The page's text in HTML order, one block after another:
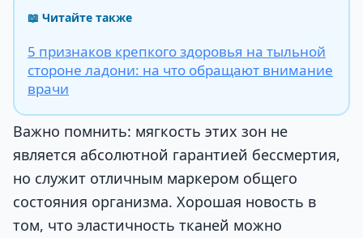
📖 Читайте также
5 признаков крепкого здоровья на тыльной
стороне ладони: на что обращают внимание
врачи
Важно помнить: мягкость этих зон не
является абсолютной гарантией бессмертия,
но служит отличным маркером общего
состояния организма. Хорошая новость в
том, что эластичность тканей можно